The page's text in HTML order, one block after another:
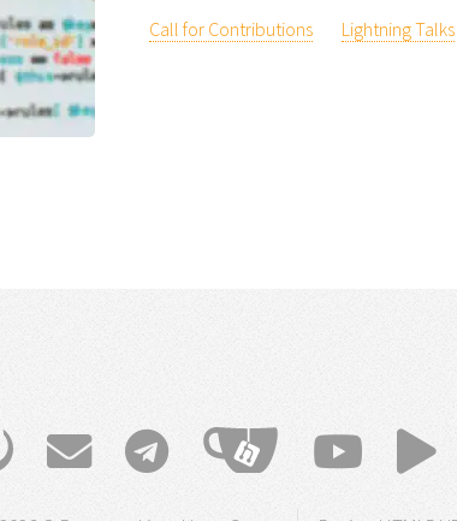
Call for Contributions Lightning Talks